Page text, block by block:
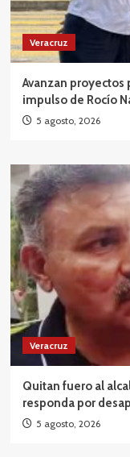
Veracruz
Avanzan proyectos
impulso de Rocío
5 agosto, 2026
Veracruz
Quitan fuero al
responda por
5 agosto, 2026